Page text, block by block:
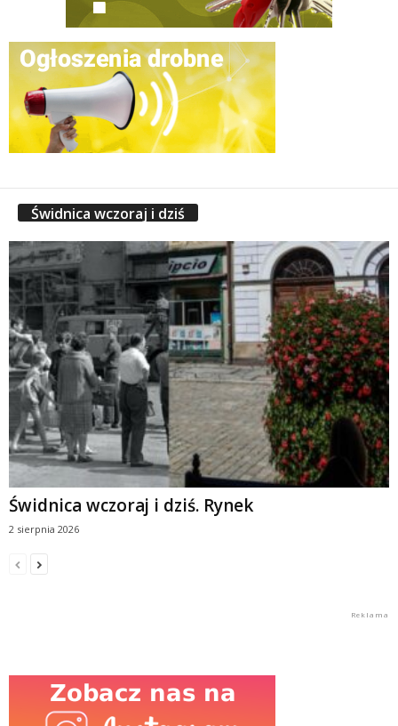
Świdnica wczoraj i dziś
Świdnica wczoraj i dziś. Rynek
2 sierpnia 2026